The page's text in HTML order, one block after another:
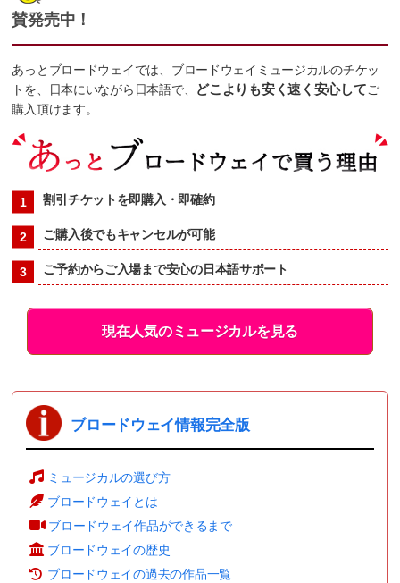
賛発売中！
あっとブロードウェイでは、ブロードウェイミュージカルのチケッ
トを、日本にいながら日本語で、
どこよりも安く速く安心してご
購入頂けます。
割引チケットを即購入・即確約
ご購入後でもキャンセルが可能
ご予約からご入場まで安心の日本語サポート
現在人気のミュージカルを見る
ブロードウェイ情報完全版
ミュージカルの選び方
ブロードウェイとは
ブロードウェイ作品ができるまで
ブロードウェイの歴史
ブロードウェイの過去の作品一覧